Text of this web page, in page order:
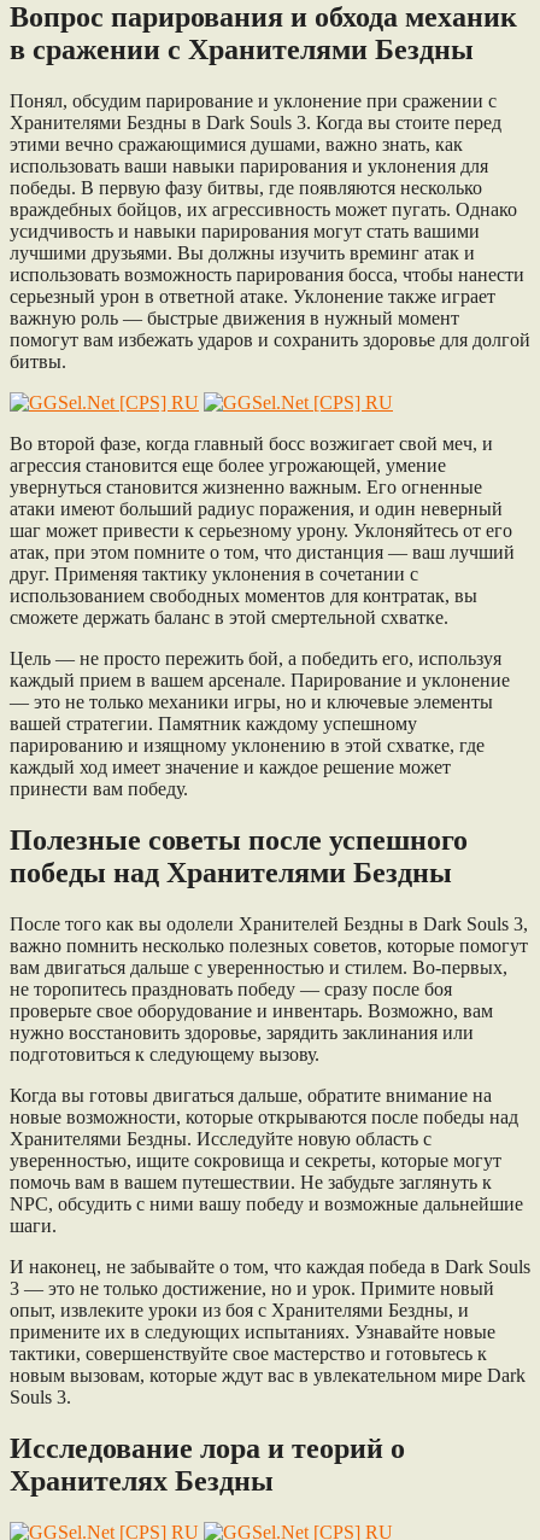
Вопрос парирования и обхода механик
в сражении с Хранителями Бездны
Понял, обсудим парирование и уклонение при сражении с
Хранителями Бездны в Dark Souls 3. Когда вы стоите перед
этими вечно сражающимися душами, важно знать, как
использовать ваши навыки парирования и уклонения для
победы. В первую фазу битвы, где появляются несколько
враждебных бойцов, их агрессивность может пугать. Однако
усидчивость и навыки парирования могут стать вашими
лучшими друзьями. Вы должны изучить времинг атак и
использовать возможность парирования босса, чтобы нанести
серьезный урон в ответной атаке. Уклонение также играет
важную роль — быстрые движения в нужный момент
помогут вам избежать ударов и сохранить здоровье для долгой
битвы.
Во второй фазе, когда главный босс возжигает свой меч, и
агрессия становится еще более угрожающей, умение
увернуться становится жизненно важным. Его огненные
атаки имеют больший радиус поражения, и один неверный
шаг может привести к серьезному урону. Уклоняйтесь от его
атак, при этом помните о том, что дистанция — ваш лучший
друг. Применяя тактику уклонения в сочетании с
использованием свободных моментов для контратак, вы
сможете держать баланс в этой смертельной схватке.
Цель — не просто пережить бой, а победить его, используя
каждый прием в вашем арсенале. Парирование и уклонение
— это не только механики игры, но и ключевые элементы
вашей стратегии. Памятник каждому успешному
парированию и изящному уклонению в этой схватке, где
каждый ход имеет значение и каждое решение может
принести вам победу.
Полезные советы после успешного
победы над Хранителями Бездны
После того как вы одолели Хранителей Бездны в Dark Souls 3,
важно помнить несколько полезных советов, которые помогут
вам двигаться дальше с уверенностью и стилем. Во-первых,
не торопитесь праздновать победу — сразу после боя
проверьте свое оборудование и инвентарь. Возможно, вам
нужно восстановить здоровье, зарядить заклинания или
подготовиться к следующему вызову.
Когда вы готовы двигаться дальше, обратите внимание на
новые возможности, которые открываются после победы над
Хранителями Бездны. Исследуйте новую область с
уверенностью, ищите сокровища и секреты, которые могут
помочь вам в вашем путешествии. Не забудьте заглянуть к
NPC, обсудить с ними вашу победу и возможные дальнейшие
шаги.
И наконец, не забывайте о том, что каждая победа в Dark Souls
3 — это не только достижение, но и урок. Примите новый
опыт, извлеките уроки из боя с Хранителями Бездны, и
примените их в следующих испытаниях. Узнавайте новые
тактики, совершенствуйте свое мастерство и готовьтесь к
новым вызовам, которые ждут вас в увлекательном мире Dark
Souls 3.
Исследование лора и теорий о
Хранителях Бездны